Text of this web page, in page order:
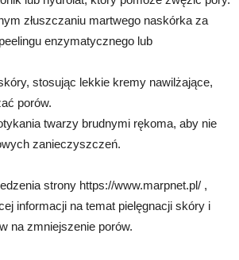
złuszczaniu martwego naskórka za
enzymatycznego lub
stosując lekkie kremy nawilżające,
porów.
twarzy brudnymi rękoma, aby nie
zanieczyszczeń.
strony https://www.marpnet.pl/ ,
informacji na temat pielęgnacji skóry i
na zmniejszenie porów.